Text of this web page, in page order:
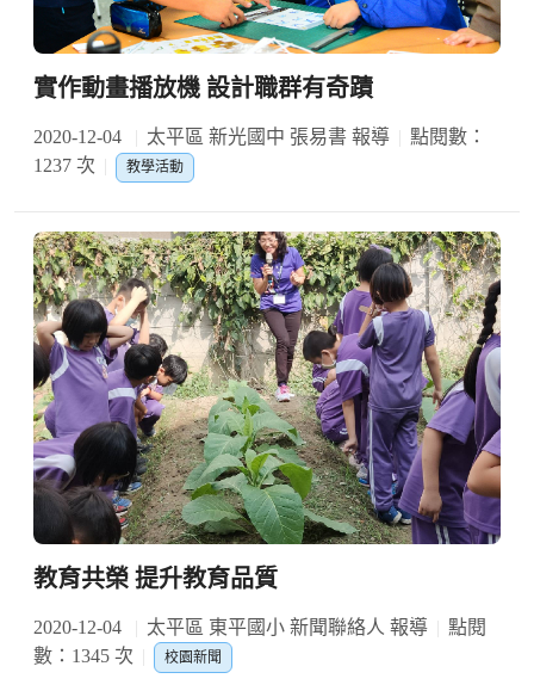
實作動畫播放機 設計職群有奇蹟
2020-12-04 太平區 新光國中 張易書 報導
點閱數：
1237 次
教學活動
教育共榮 提升教育品質
2020-12-04 太平區 東平國小 新聞聯絡人 報導
點閱
數：1345 次
校園新聞